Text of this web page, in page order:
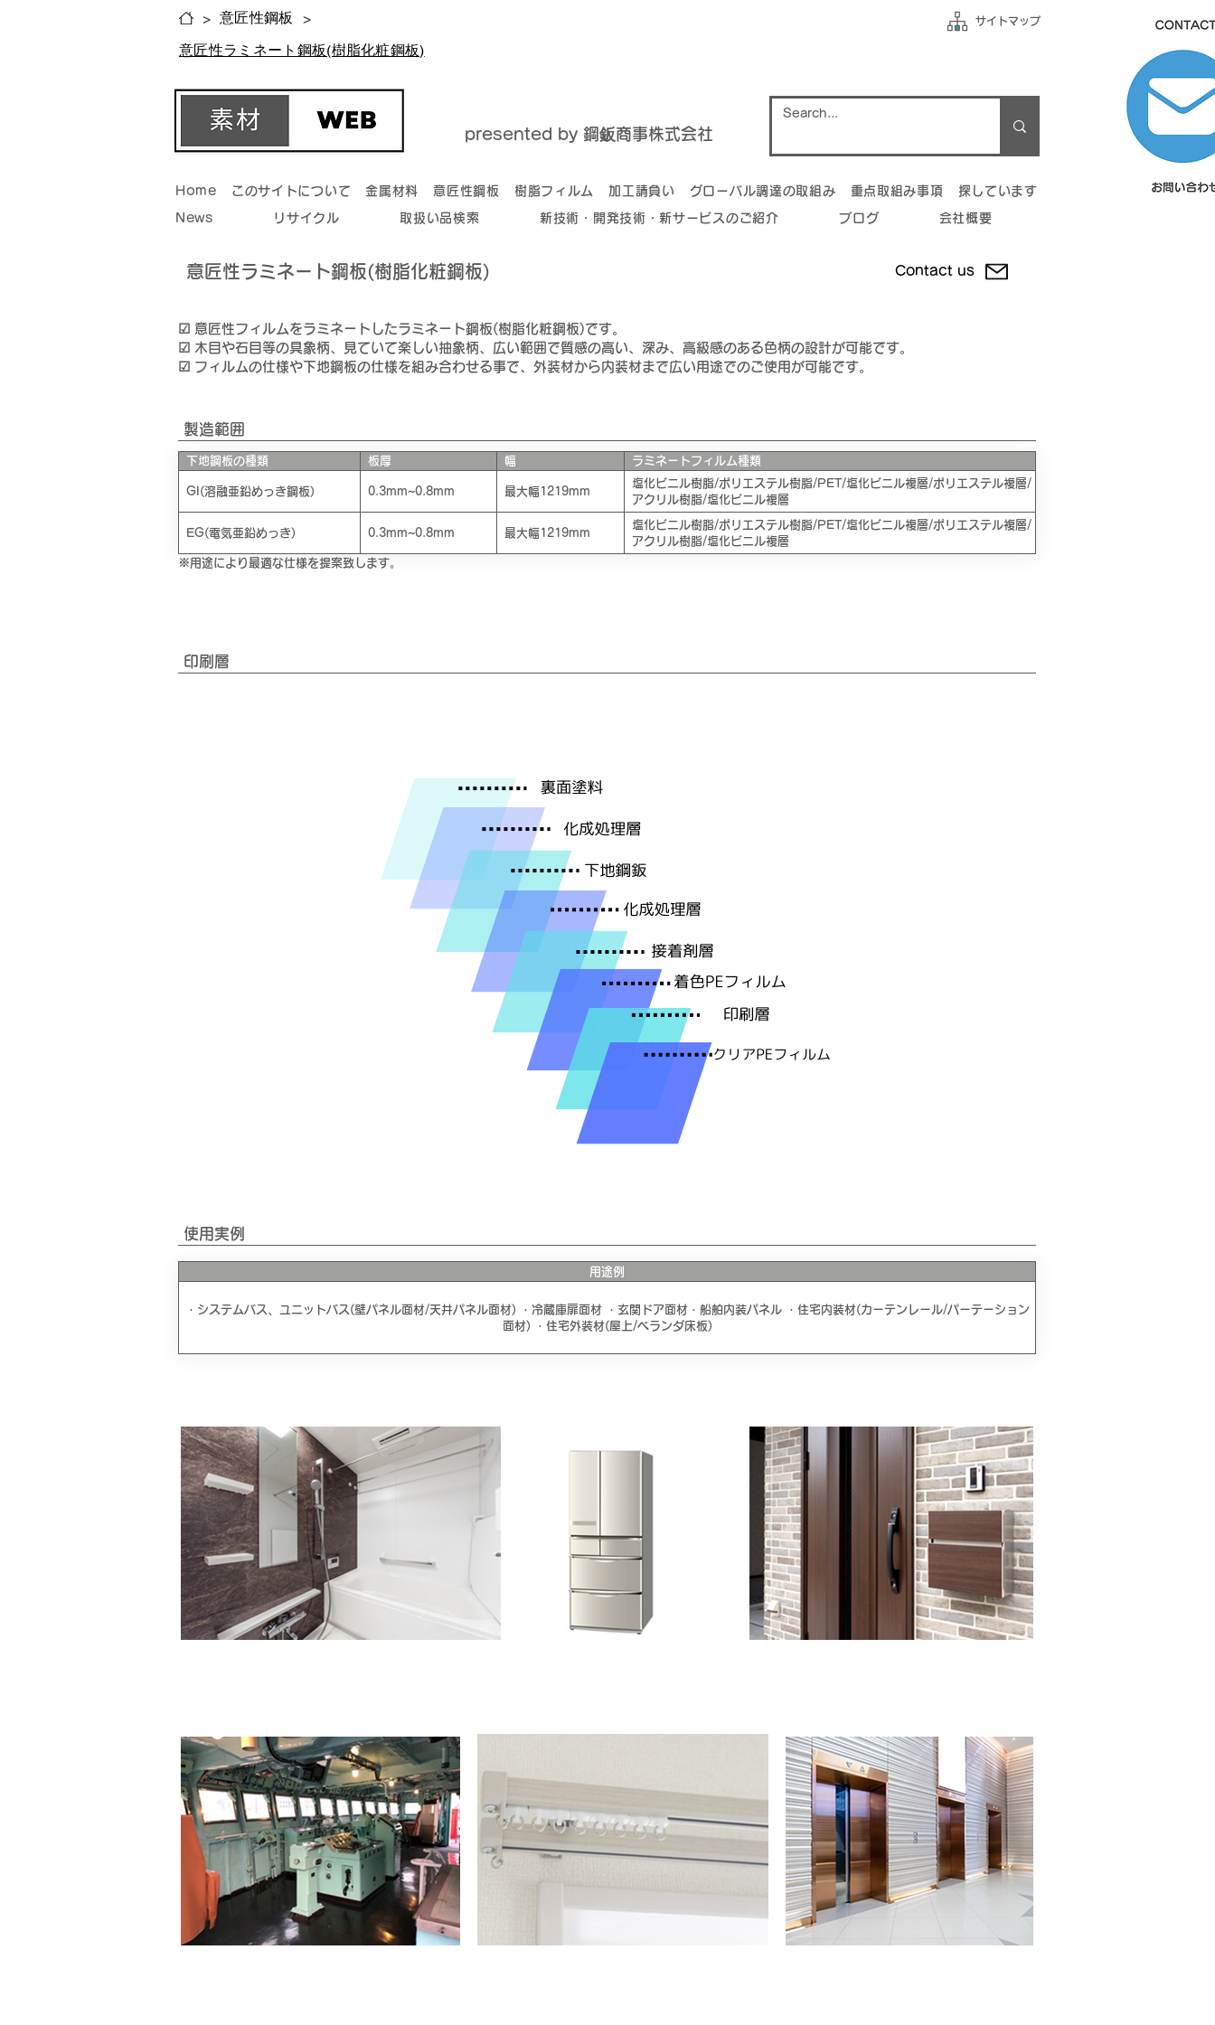
> 意匠性鋼板
>
意匠性ラミネート鋼板(樹脂化粧鋼板)
サイトマップ
presented by 鋼鈑商事株式会社
Home このサイトについて 金属材料 意匠性鋼板 樹脂フィルム 加工請負い グローバル調達の取組み 重点取組み事項 探しています
News リサイクル 取扱い品検索 新技術・開発技術・新サービスのご紹介 ブログ 会社概要
​意匠性ラミネート鋼板(樹脂化粧鋼板) Contact us
☑ 意匠性フィルムをラミネートしたラミネート鋼板(樹脂化粧鋼板)です。
☑ 木目や石目等の具象柄、見ていて楽しい抽象柄、広い範囲で質感の高い、深み、高級感のある色柄の設計が可能です。
☑ フィルムの仕様や下地鋼板の仕様を組み合わせる事で、外装材から内装材まで広い用途でのご使用が可能です。
製造範囲
下地鋼板の種類 板厚 幅 ラミネートフィルム種類
GI(溶融亜鉛めっき鋼板) 0.3mm~0.8mm 最大幅1219mm
塩化ビニル樹脂/ポリエステル樹脂/PET/塩化ビニル複層/ポリエステル複層/
アクリル樹脂/塩化ビニル複層
EG(電気亜鉛めっき) 0.3mm~0.8mm 最大幅1219mm
塩化ビニル樹脂/ポリエステル樹脂/PET/塩化ビニル複層/ポリエステル複層/
アクリル樹脂/塩化ビニル複層
※用途により最適な仕様を提案致します。
​印刷層
使用実例
用途例
・システムバス、ユニットバス(壁パネル面材/天井パネル面材) ・冷蔵庫扉面材 ・玄関ドア面材・船舶内装パネル ・住宅内装材(カーテンレール/パーテーション
面材) ・住宅外装材(屋上/ベランダ床板)